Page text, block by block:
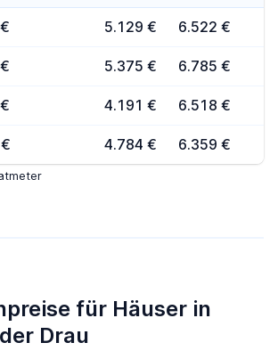
5.129 € 6.522 €
5.375 € 6.785 €
4.191 € 6.518 €
4.784 € 6.359 €
für Häuser in
Drau